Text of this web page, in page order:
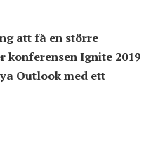
att få en större
konferensen Ignite 2019
Outlook med ett